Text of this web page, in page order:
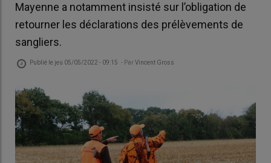
Mayenne a notamment insisté sur l’obligation de
retourner les déclarations des prélèvements de
sangliers.
Publié le jeu 05/05/2022 - 09:15 - ParVincent Gross